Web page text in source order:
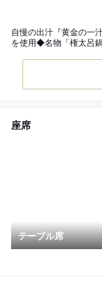
自慢の出汁『黄金の一汁
を使用◆名物「権太呂
座席
テーブル席